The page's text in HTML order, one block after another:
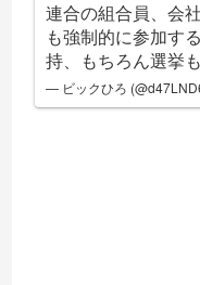
連合の組合員、会
も強制的に参加す
持、もちろん選挙
— ビックひろ